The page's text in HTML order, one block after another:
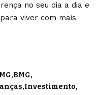
no seu dia a dia e
viver com mais
BMG
Investimento